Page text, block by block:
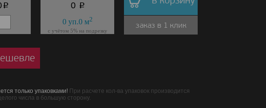
p 0 p
0уп.0м2
с учётом 5% на подрезку
заказ в 1 клик
только упаковками! При расчете кол-ва упаковок производится
числа в большую сторону.